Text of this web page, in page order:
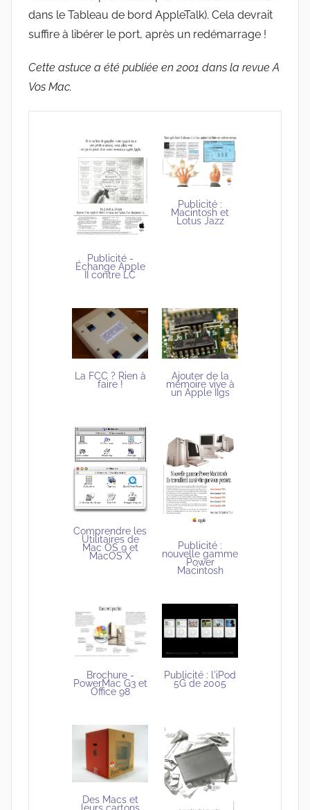
dans le Tableau de bord AppleTalk). Cela devrait
suffire à libérer le port, après un redémarrage !
Cette astuce a été publiée en 2001 dans la revue A
Vos Mac.
Publicité -
Échange Apple
II contre LC
Publicité :
Macintosh et
Lotus Jazz
La FCC ? Rien à
faire !
Ajouter de la
mémoire vive à
un Apple IIgs
Comprendre les
Utilitaires de
Mac OS 9 et
MacOS X
Publicité :
nouvelle gamme
Power
Macintosh
Brochure -
PowerMac G3 et
Office 98
Publicité : l'iPod
5G de 2005
Des Macs et
leurs cartons